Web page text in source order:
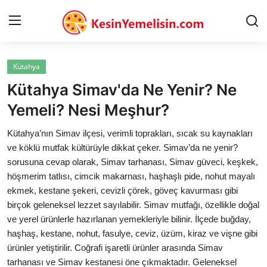
AnaSayfa
Gizlilik Sözleşmesi
Rüya Tabirleri
Diyet & Sağlıklı Beslenme
İletişim
Şehirler
Helal Gıda & Dini Hükümler
Gıda Güvenliği & Bilimi
Kütahya
Kütahya Simav'da Ne Yenir? Ne
Yemeli? Nesi Meşhur?
Kütahya’nın Simav ilçesi, verimli toprakları, sıcak su kaynakları
ve köklü mutfak kültürüyle dikkat çeker. Simav’da ne yenir?
sorusuna cevap olarak, Simav tarhanası, Simav güveci, keşkek,
höşmerim tatlısı, cimcik makarnası, haşhaşlı pide, nohut mayalı
ekmek, kestane şekeri, cevizli çörek, göveç kavurması gibi
birçok geleneksel lezzet sayılabilir. Simav mutfağı, özellikle doğal
ve yerel ürünlerle hazırlanan yemekleriyle bilinir. İlçede buğday,
haşhaş, kestane, nohut, fasulye, ceviz, üzüm, kiraz ve vişne gibi
ürünler yetiştirilir. Coğrafi işaretli ürünler arasında Simav
tarhanası ve Simav kestanesi öne çıkmaktadır. Geleneksel